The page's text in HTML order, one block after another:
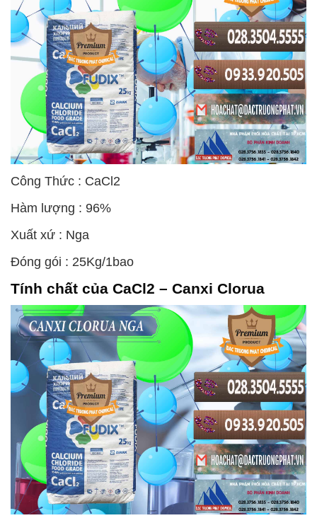
Công Thức : CaCl2
Hàm lượng : 96%
Xuất xứ : Nga
Đóng gói : 25Kg/1bao
Tính chất của CaCl2 – Canxi Clorua